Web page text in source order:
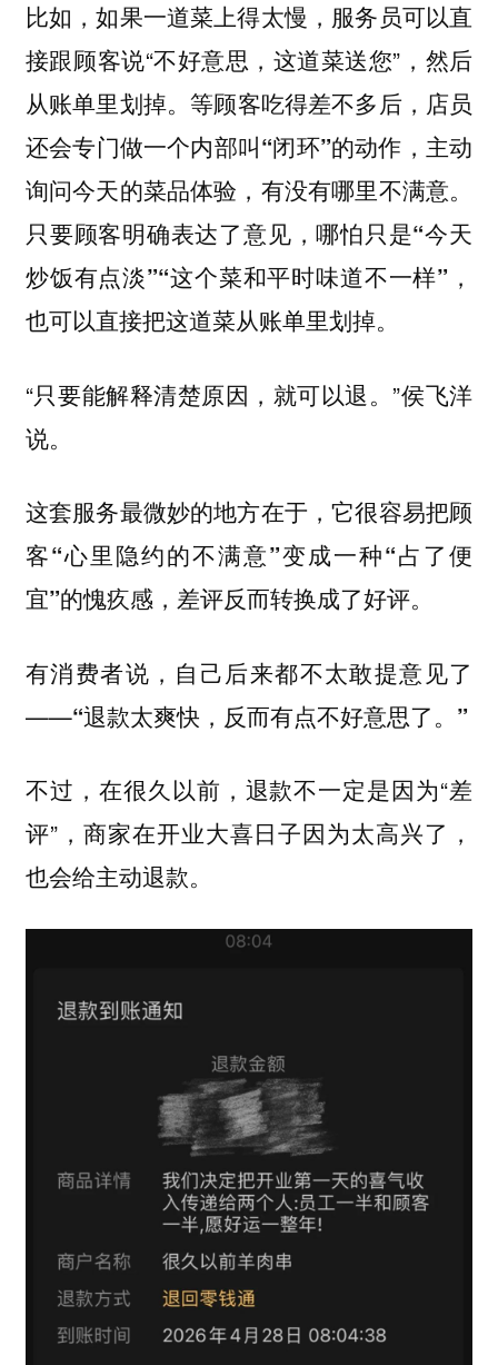
比如，如果一道菜上得太慢，服务员可以直
接跟顾客说“不好意思，这道菜送您”，然后
从账单里划掉。等顾客吃得差不多后，店员
还会专门做一个内部叫“闭环”的动作，主动
询问今天的菜品体验，有没有哪里不满意。
只要顾客明确表达了意见，哪怕只是“今天
炒饭有点淡”“这个菜和平时味道不一样”，
也可以直接把这道菜从账单里划掉。
“只要能解释清楚原因，就可以退。”侯飞洋
说。
这套服务最微妙的地方在于，它很容易把顾
客“心里隐约的不满意”变成一种“占了便
宜”的愧疚感，差评反而转换成了好评。
有消费者说，自己后来都不太敢提意见了
——“退款太爽快，反而有点不好意思了。”
不过，在很久以前，退款不一定是因为“差
评”， 商家在开业大喜日子因为太高兴了，
也会给主动退款。